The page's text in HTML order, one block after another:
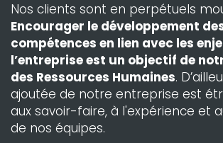
Nos clients sont en perpétuels
Encourager le développement
compétences en lien avec les
l’entreprise est un objectif de
des Ressources Humaines.
ajoutée de notre entreprise est
aux savoir-faire, à l'expérience et
de nos équipes.